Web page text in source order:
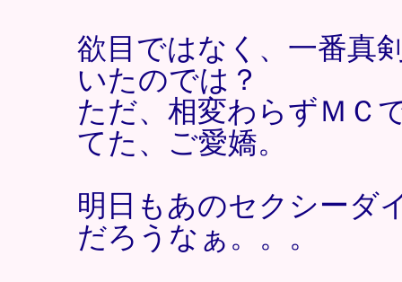
欲目ではなく、一番真
いたのでは？
ただ、相変わらずＭＣ
てた、ご愛嬌。
明日もあのセクシーダ
だろうなぁ。。。